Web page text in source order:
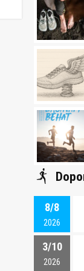
8/8
2026
3/10
2026